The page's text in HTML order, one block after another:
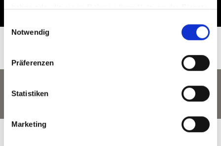
haben oder die sie im Rahmen Ihrer Nutzung der Dienste
Notwendig
Präferenzen
Statistiken
Marketing